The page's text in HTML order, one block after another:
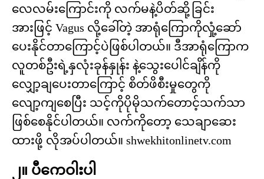
လေလမ်းကြောင်းကို လက်မနဲ့ပိတ်ဆို့ခြင်း
အားဖြင့် Vagus လို့ခေါ်တဲ့ အာရုံကြောကိုလှုံ့ဆော်
ပေးနိုင်တာကြောင့်ပဲဖြစ်ပါတယ်။ ဒီအာရုံကြောက
လူတစ်ဦးရဲ့နှလုံးခုန်နှုန်း နဲ့သွေးပေါင်ချိန်ကို
လျှော့ချပေးတာကြောင့် စိတ်ဖိစီးမှုတွေကို
လျော့ကျစေပြီး သင့်ကိုပိုမိုသက်တောင့်သက်သာ
ဖြစ်စေနိုင်ပါတယ်။ လက်ကိုတော့ သေချာဆေး
ထားဖို့ လိုအပ်ပါတယ်။ shwekhitonlinetv.com
၂။ ပီကေဝါးပါ